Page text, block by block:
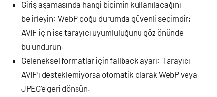
Giriş aşamasında hangi biçimin kullanılacağını
belirleyin: WebP çoğu durumda güvenli seçimdir;
AVIF için ise tarayıcı uyumluluğunu göz önünde
bulundurun.
Geleneksel formatlar için fallback ayarı: Tarayıcı
AVIF’ı desteklemiyorsa otomatik olarak WebP veya
JPEG’e geri dönsün.